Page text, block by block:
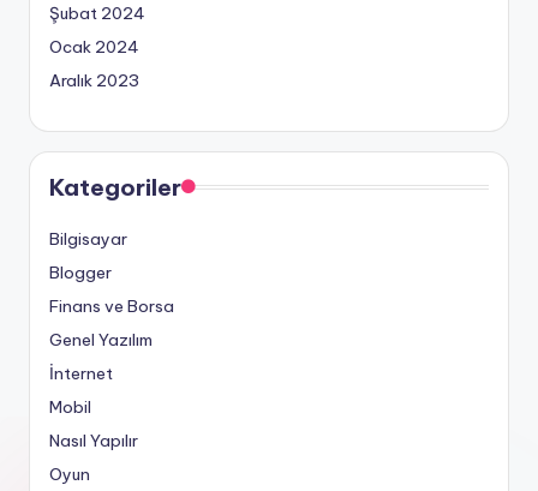
Şubat 2024
Ocak 2024
Aralık 2023
Kategoriler
Bilgisayar
Blogger
Finans ve Borsa
Genel Yazılım
İnternet
Mobil
Nasıl Yapılır
Oyun